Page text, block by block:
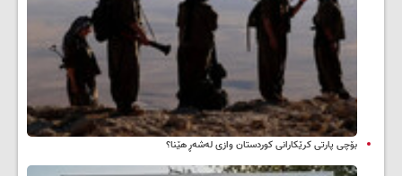
بۆچی پارتی کرێکارانی کوردستان وازی لەشەڕ هێنا؟